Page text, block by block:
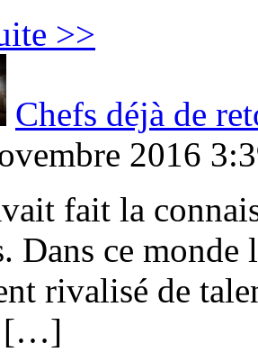
>>
Chefs déjà de
2016
fait la
Dans ce
rivalisé de
[…]